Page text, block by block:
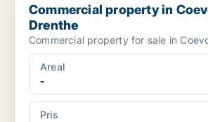
Commercial property in
Drenthe
Commercial property for sale in
Areal
-
Pris